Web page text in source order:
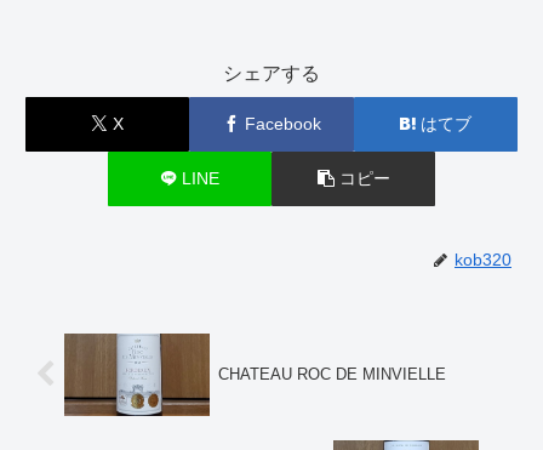
シェアする
X Facebook はてブ
LINE コピー
kob320
CHATEAU ROC DE MINVIELLE